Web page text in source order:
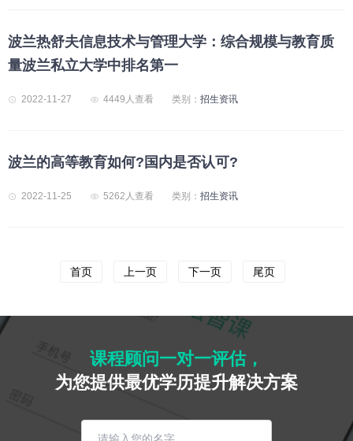
波兰热舒夫信息技术与管理大学：综合规模与教育质
量波兰私立大学中排名第一
2022-11-27 4449人查看 类别： 招生资讯
波兰的高等教育如何?国内是否认可?
2022-11-25 5262人查看 类别： 招生资讯
首页 上一页 下一页 尾页
课程顾问一对一评估，
为您提供最优学历提升解决方案